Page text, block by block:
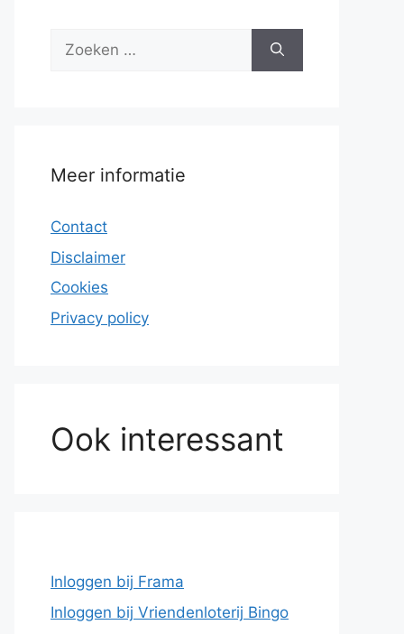
Zoek
Meer informatie
Contact
Disclaimer
Cookies
Privacy policy
Ook interessant
Inloggen bij Frama
Inloggen bij Vriendenloterij Bingo